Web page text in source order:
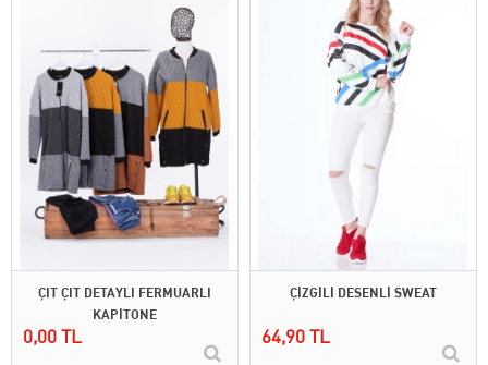
ÇIT ÇIT DETAYLI FERMUARLI
KAPİTONE
0,00 TL
ÇİZGİLİ DESENLİ SWEAT
64,90 TL